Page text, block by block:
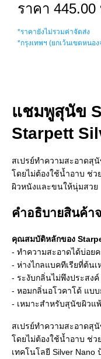
ราคา 445.00
*ราคายังไม่รวมค่าจัดส่ง
*กรุงเทพฯ (ยกเว้นเขตหนอ
แชมพูสุนัข
Starpett
สเปรย์ทำความสะอาดสุ
โดยไม่ต้องใช้น้ำอาบ ช่ว
ผิวหนังและขนให้นุ่มสวย
คำอธิบายสินค้า
คุณสมบัติหลักของ
- ทำความสะอาดได้บ่อย
- ห่างไกลแบคทีเรียที่ต้นเ
- ระงับกลิ่นไม่พึงประสงค์
- หอมกลิ่นอโวคาโด้ แบบ
- เหมาะสำหรับสุนัขผิวแ
สเปรย์ทำความสะอาดสุ
โดยไม่ต้องใช้น้ำอาบ ช่ว
เทคโนโลยี Silver Nano